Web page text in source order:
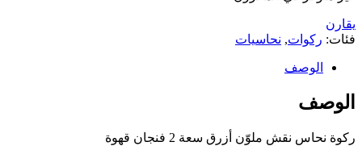
يقارن
فئات: ركوات, نحاسيات
الوصف
الوصف
ركوة نحاس نقش ملوّن أزرق سعة 2 فنجان قهوة